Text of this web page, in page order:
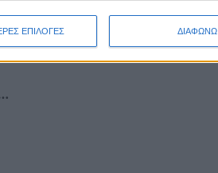
ΕΠΙΛΟΓΕΣ ΔΙΑΦΩΝΩ